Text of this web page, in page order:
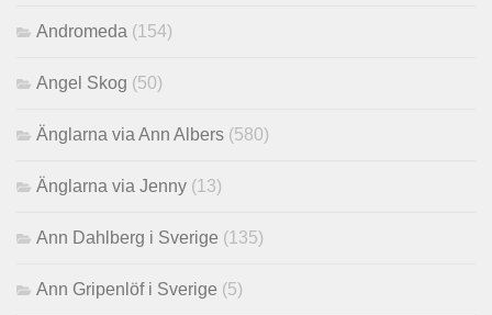
Andromeda (154)
Angel Skog (50)
Änglarna via Ann Albers (580)
Änglarna via Jenny (13)
Ann Dahlberg i Sverige (135)
Ann Gripenlöf i Sverige (5)